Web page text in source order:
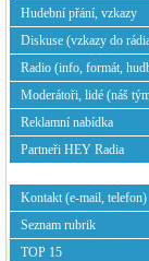
Hudební přání, vzkazy
Diskuse (vzkazy do
Radio (info, formát,
Moderátoři, lidé (náš
Reklamní nabídka
Partneři HEY Radia
Kontakt (e-mail, telefon)
Seznam rubrik
TOP 15